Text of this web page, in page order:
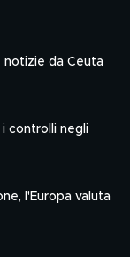
notizie da Ceuta
i controlli negli
l'Europa valuta